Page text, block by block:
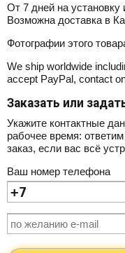
От 7 дней на установку
Возможна доставка в
Фотографии этого
We ship worldwide
accept PayPal, contact
Заказать или
Укажите контактные
рабочее время:
заказ, если вас всё
Ваш номер телефона